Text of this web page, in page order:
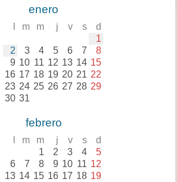
enero
m m j v s d
1
2 3 4 5 6 7 8
9 10 11 12 13 14 15
16 17 18 19 20 21 22
23 24 25 26 27 28 29
30 31
febrero
m m j v s d
1 2 3 4 5
6 7 8 9 10 11 12
13 14 15 16 17 18 19